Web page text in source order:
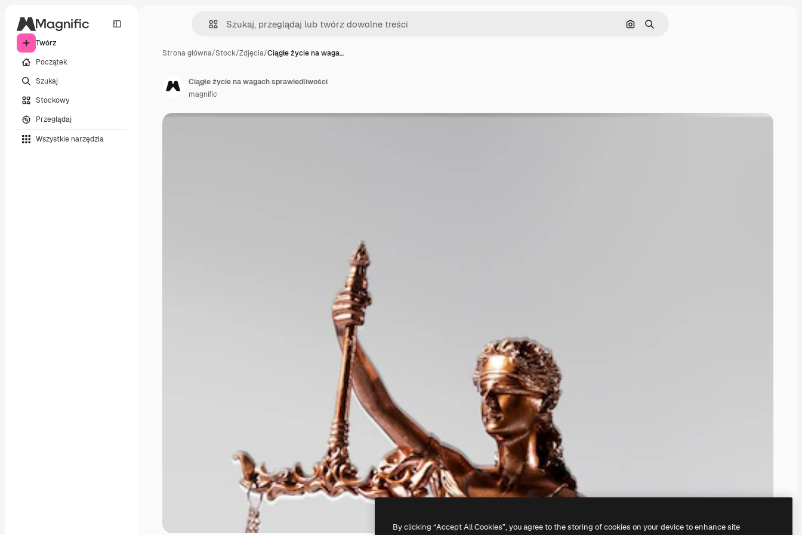
Twórz
Początek
Szukaj
Stockowy
Przeglądaj
Wszystkie narzędzia
Szukaj według obrazu
Szukaj
Strona główna/Stock/Zdjęcia/Ciągłe życie na waga…
Ciągłe życie na wagach sprawiedliwości
magnific
By clicking “Accept All Cookies”, you agree to the storing of cookies on your device to enhance site